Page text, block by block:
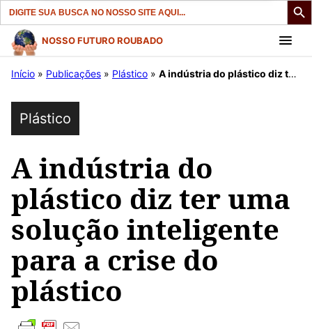
Search
for:
Pular
para
conteúdo
NOSSO FUTURO ROUBADO
Início » Publicações » Plástico » A indústria do plástico diz ter uma solução inteligente para a crise do plástico
Plástico
A indústria do
plástico diz ter uma
solução inteligente
para a crise do
plástico